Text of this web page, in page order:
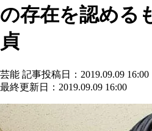
の存在を認める
貞
芸能 記事投稿日：2019.09.09 16:00
最終更新日：2019.09.09 16:00